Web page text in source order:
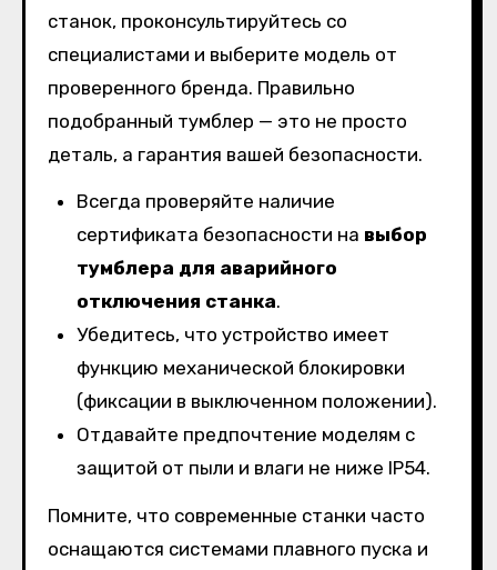
станок, проконсультируйтесь со
специалистами и выберите модель от
проверенного бренда. Правильно
подобранный тумблер — это не просто
деталь, а гарантия вашей безопасности.
Всегда проверяйте наличие
сертификата безопасности на выбор
тумблера для аварийного
отключения станка.
Убедитесь, что устройство имеет
функцию механической блокировки
(фиксации в выключенном положении).
Отдавайте предпочтение моделям с
защитой от пыли и влаги не ниже IP54.
Помните, что современные станки часто
оснащаются системами плавного пуска и